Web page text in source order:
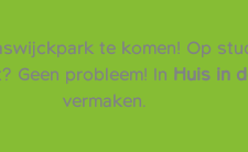
te komen! Op
Geen probleem! In Huis in
vermaken.